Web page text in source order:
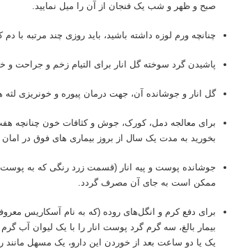
صبح و ظهر و شب یک فنجان از آن را میل نمایید.
چنانچه ورم لوزه داشته باشید، باید روزی چند مرتبه با
پاشیدن گرد سوخته گل انار برای التیام زخم و جراحت
گل انار و جوشانده آن، جهت درمان پیوره و خونریزی
برای معالجه دمل، کورک، جوش و کثافات خون چنانچه
بخورید به مدت یک سال از بروز بیماری های فوق در امان
جوشانده پوست و پیه انار (قسمت زرد رنگی که به
ممکن است به جای آن مصرف گردد.
برای دفع کرم و انگلهای روده (که به نام آسکاریس
بیمار بالغ، سه گرم گرد پوست انار را با یک لیوان آب
یک یا دو ساعت بعد از خوردن این دارو، یک مسهل